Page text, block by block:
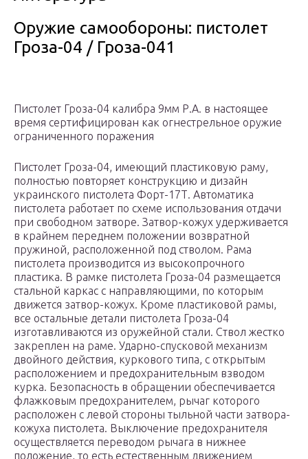
Оружие самообороны: пистолет
Гроза-04 / Гроза-041
Пистолет Гроза-04 калибра 9мм Р.А. в настоящее
время сертифицирован как огнестрельное оружие
ограниченного поражения
Пистолет Гроза-04, имеющий пластиковую раму,
полностью повторяет конструкцию и дизайн
украинского пистолета Форт-17Т. Автоматика
пистолета работает по схеме использования отдачи
при свободном затворе. Затвор-кожух удерживается
в крайнем переднем положении возвратной
пружиной, расположенной под стволом. Рама
пистолета производится из высокопрочного
пластика. В рамке пистолета Гроза-04 размещается
стальной каркас с направляющими, по которым
движется затвор-кожух. Кроме пластиковой рамы,
все остальные детали пистолета Гроза-04
изготавливаются из оружейной стали. Ствол жестко
закреплен на раме. Ударно-спусковой механизм
двойного действия, куркового типа, с открытым
расположением и предохранительным взводом
курка. Безопасность в обращении обеспечивается
флажковым предохранителем, рычаг которого
расположен с левой стороны тыльной части затвора-
кожуха пистолета. Выключение предохранителя
осуществляется переводом рычага в нижнее
положение, то есть естественным движением